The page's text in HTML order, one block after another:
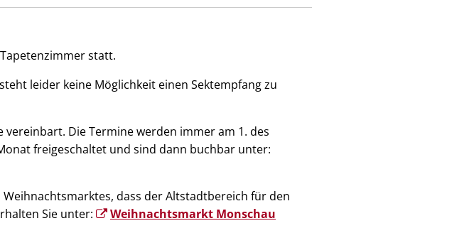
statt.
leider keine Möglichkeit einen Sektempfang zu
Die Termine werden immer am 1. des
freigeschaltet und sind dann buchbar unter:
dass der Altstadtbereich für den
Sie unter:
Weihnachtsmarkt Monschau